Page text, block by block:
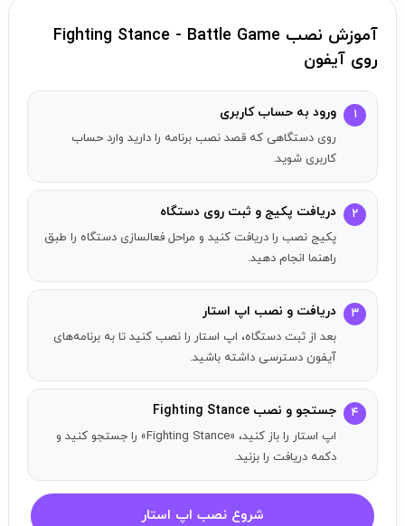
آموزش نصب Fighting Stance - Battle Game
روی آیفون
۱ ورود به حساب کاربری
روی دستگاهی که قصد نصب برنامه را دارید وارد حساب
کاربری شوید.
۲ دریافت پکیج و ثبت روی دستگاه
پکیج نصب را دریافت کنید و مراحل فعالسازی دستگاه را طبق
راهنما انجام دهید.
۳ دریافت و نصب اپ استار
بعد از ثبت دستگاه، اپ استار را نصب کنید تا به برنامه‌های
آیفون دسترسی داشته باشید.
۴ جستجو و نصب Fighting Stance
اپ استار را باز کنید، «Fighting Stance» را جستجو کنید و
دکمه دریافت را بزنید.
شروع نصب اپ استار